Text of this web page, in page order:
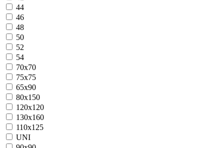
44
46
48
50
52
54
70х70
75х75
65х90
80х150
120х120
130х160
110х125
UNI